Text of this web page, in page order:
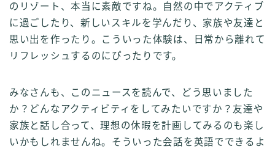
のリゾート、本当に素敵ですね。自然の中でアクティブ
に過ごしたり、新しいスキルを学んだり、家族や友達と
思い出を作ったり。こういった体験は、日常から離れて
リフレッシュするのにぴったりです。
みなさんも、このニュースを読んで、どう思いました
か？どんなアクティビティをしてみたいですか？友達や
家族と話し合って、理想の休暇を計画してみるのも楽し
いかもしれませんね。そういった会話を英語でできるよ